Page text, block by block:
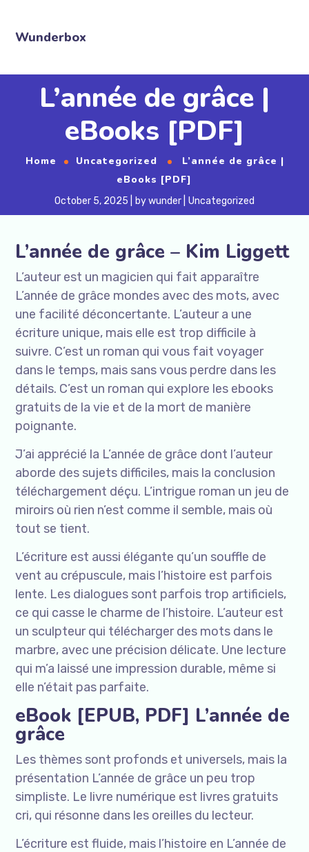
Wunderbox
L’année de grâce |
eBooks [PDF]
Home Uncategorized
L’année de grâce |
eBooks [PDF]
October 5, 2025 bywunder Uncategorized
L’année de grâce – Kim Liggett
L’auteur est un magicien qui fait apparaître
L’année de grâce mondes avec des mots, avec
une facilité déconcertante. L’auteur a une
écriture unique, mais elle est trop difficile à
suivre. C’est un roman qui vous fait voyager
dans le temps, mais sans vous perdre dans les
détails. C’est un roman qui explore les ebooks
gratuits de la vie et de la mort de manière
poignante.
J’ai apprécié la L’année de grâce dont l’auteur
aborde des sujets difficiles, mais la conclusion
téléchargement déçu. L’intrigue roman un jeu de
miroirs où rien n’est comme il semble, mais où
tout se tient.
L’écriture est aussi élégante qu’un souffle de
vent au crépuscule, mais l’histoire est parfois
lente. Les dialogues sont parfois trop artificiels,
ce qui casse le charme de l’histoire. L’auteur est
un sculpteur qui télécharger des mots dans le
marbre, avec une précision délicate. Une lecture
qui m’a laissé une impression durable, même si
elle n’était pas parfaite.
eBook [EPUB, PDF] L’année de
grâce
Les thèmes sont profonds et universels, mais la
présentation L’année de grâce un peu trop
simpliste. Le livre numérique est livres gratuits
cri, qui résonne dans les oreilles du lecteur.
L’écriture est fluide, mais l’histoire en L’année de